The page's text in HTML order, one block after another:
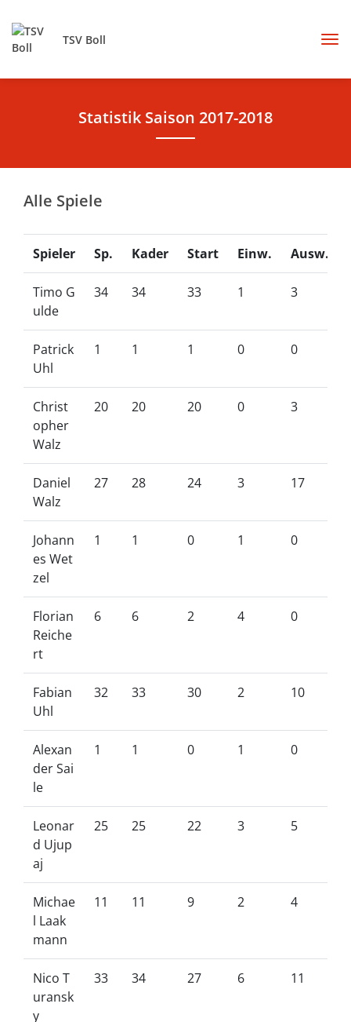
TSV Boll
Statistik Saison 2017-2018
Alle Spiele
Spieler Sp. Kader Start Einw. Ausw.
Timo G
ulde
34 34 33 1 3
Patrick
Uhl
1 1 1 0 0
Christ
opher
Walz
20 20 20 0 3
Daniel
Walz
27 28 24 3 17
Johann
es Wet
zel
1 1 0 1 0
Florian
Reiche
rt
6 6 2 4 0
Fabian
Uhl
32 33 30 2 10
Alexan
der Sai
le
1 1 0 1 0
Leonar
d Ujup
aj
25 25 22 3 5
Michae
l Laak
mann
11 11 9 2 4
Nico T
uransk
y
33 34 27 6 11